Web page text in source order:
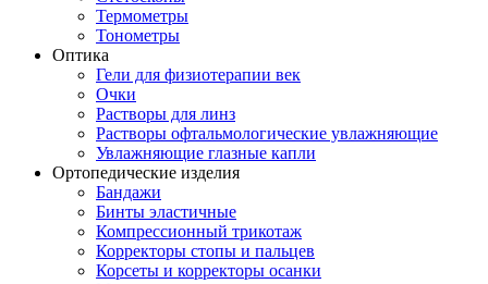
Термометры
Тонометры
Оптика
Гели для физиотерапии век
Очки
Растворы для линз
Растворы офтальмологические увлажняющие
Увлажняющие глазные капли
Ортопедические изделия
Бандажи
Бинты эластичные
Компрессионный трикотаж
Корректоры стопы и пальцев
Корсеты и корректоры осанки